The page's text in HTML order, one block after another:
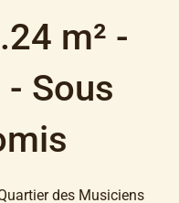
m² -
Sous
des Musiciens